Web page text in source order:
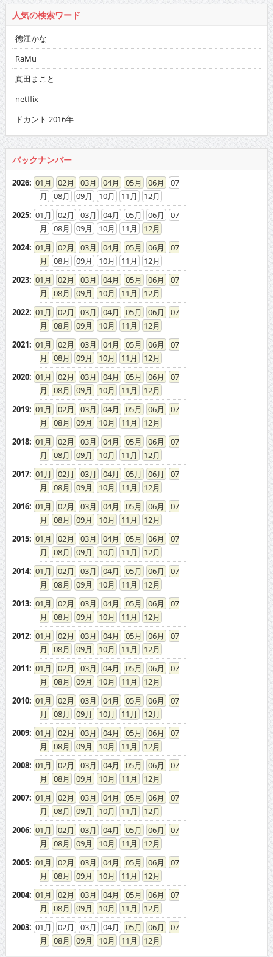
人気の検索ワード
徳江かな
RaMu
真田まこと
netflix
ドカント 2016年
バックナンバー
2026: 01 02 03 04 05 06
07
08
09 10 11
12
2025: 01 02 03 04 05 06
07
08
09 10 11
12
2024: 01 02 03 04 05 06
07
08
09 10 11
12
2023: 01 02 03 04 05 06
07
08
09 10 11
12
2022: 01 02 03 04 05 06
07
08
09 10 11
12
2021: 01 02 03 04 05 06
07
08
09 10 11
12
2020: 01 02 03 04 05 06
07
08
09 10 11
12
2019: 01 02 03 04 05 06
07
08
09 10 11
12
2018: 01 02 03 04 05 06
07
08
09 10 11
12
2017: 01 02 03 04 05 06
07
08
09 10 11
12
2016: 01 02 03 04 05 06
07
08
09 10 11
12
2015: 01 02 03 04 05 06
07
08
09 10 11
12
2014: 01 02 03 04 05 06
07
08
09 10 11
12
2013: 01 02 03 04 05 06
07
08
09 10 11
12
2012: 01 02 03 04 05 06
07
08
09 10 11
12
2011: 01 02 03 04 05 06
07
08
09 10 11
12
2010: 01 02 03 04 05 06
07
08
09 10 11
12
2009: 01 02 03 04 05 06
07
08
09 10 11
12
2008: 01 02 03 04 05 06
07
08
09 10 11
12
2007: 01 02 03 04 05 06
07
08
09 10 11
12
2006: 01 02 03 04 05 06
07
08
09 10 11
12
2005: 01 02 03 04 05 06
07
08
09 10 11
12
2004: 01 02 03 04 05 06
07
08
09 10 11
12
2003: 01 02 03 04 05 06
07
08
09 10 11 12